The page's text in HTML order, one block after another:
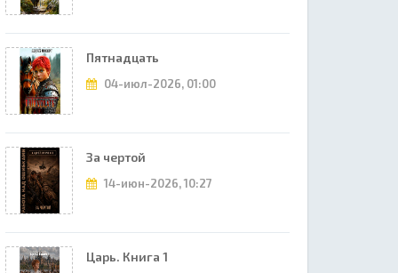
Пятнадцать
04-июл-2026, 01:00
За чертой
14-июн-2026, 10:27
Царь. Книга 1